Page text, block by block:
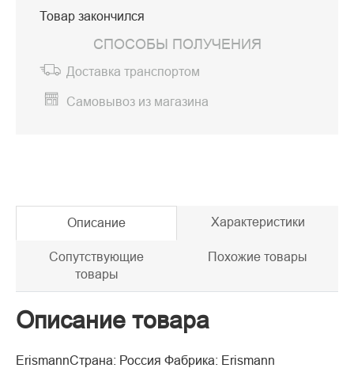
Товар закончился
СПОСОБЫ ПОЛУЧЕНИЯ
Доставка транспортом
Самовывоз из магазина
Описание Характеристики
Сопутствующие
товары
Похожие товары
Описание товара
ErismannСтрана: Россия Фабрика: Erismann